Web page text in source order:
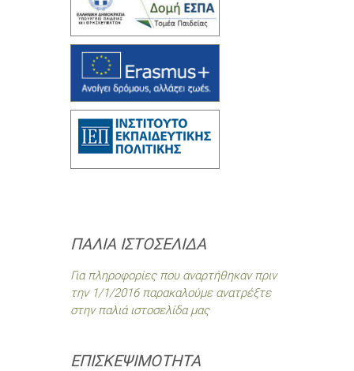
ΠΑΛΙΆ ΙΣΤΟΣΕΛΊΔΑ
Για πληροφορίες που αναρτήθηκαν πριν
την 1/1/2016 παρακαλούμε ανατρέξτε
στην παλιά ιστοσελίδα μας
ΕΠΙΣΚΕΨΙΜΌΤΗΤΑ